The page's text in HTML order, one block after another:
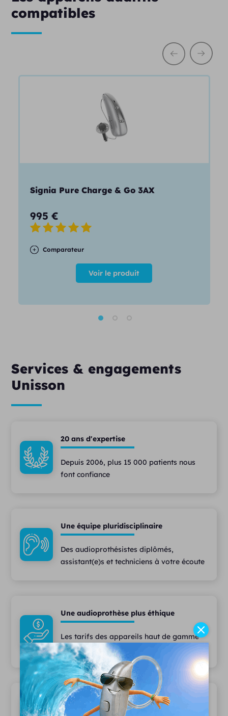
réceptionné par les microphones directionnels puis
transmis à l’appareil auditif qui équipe l’oreille
entendante.
compatibles
Signia Pure Charge & Go 3AX
995 €
Comparateur
Voir le produit
Services & engagements
Unisson
20 ans d'expertise
Depuis 2006, plus 15 000 patients nous
font confiance
Une équipe pluridisciplinaire
Des audioprothésistes diplômés,
assistant(e)s et techniciens à votre écoute
Une audioprothèse plus éthique
Les tarifs des appareils haut de gamme
les moins chers du marché
Le plus large choix d'appareils auditifs